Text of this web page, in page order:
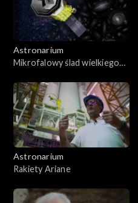
Astronarium
Mikrofalowy ślad wielkiego
Astronarium
Rakiety Ariane